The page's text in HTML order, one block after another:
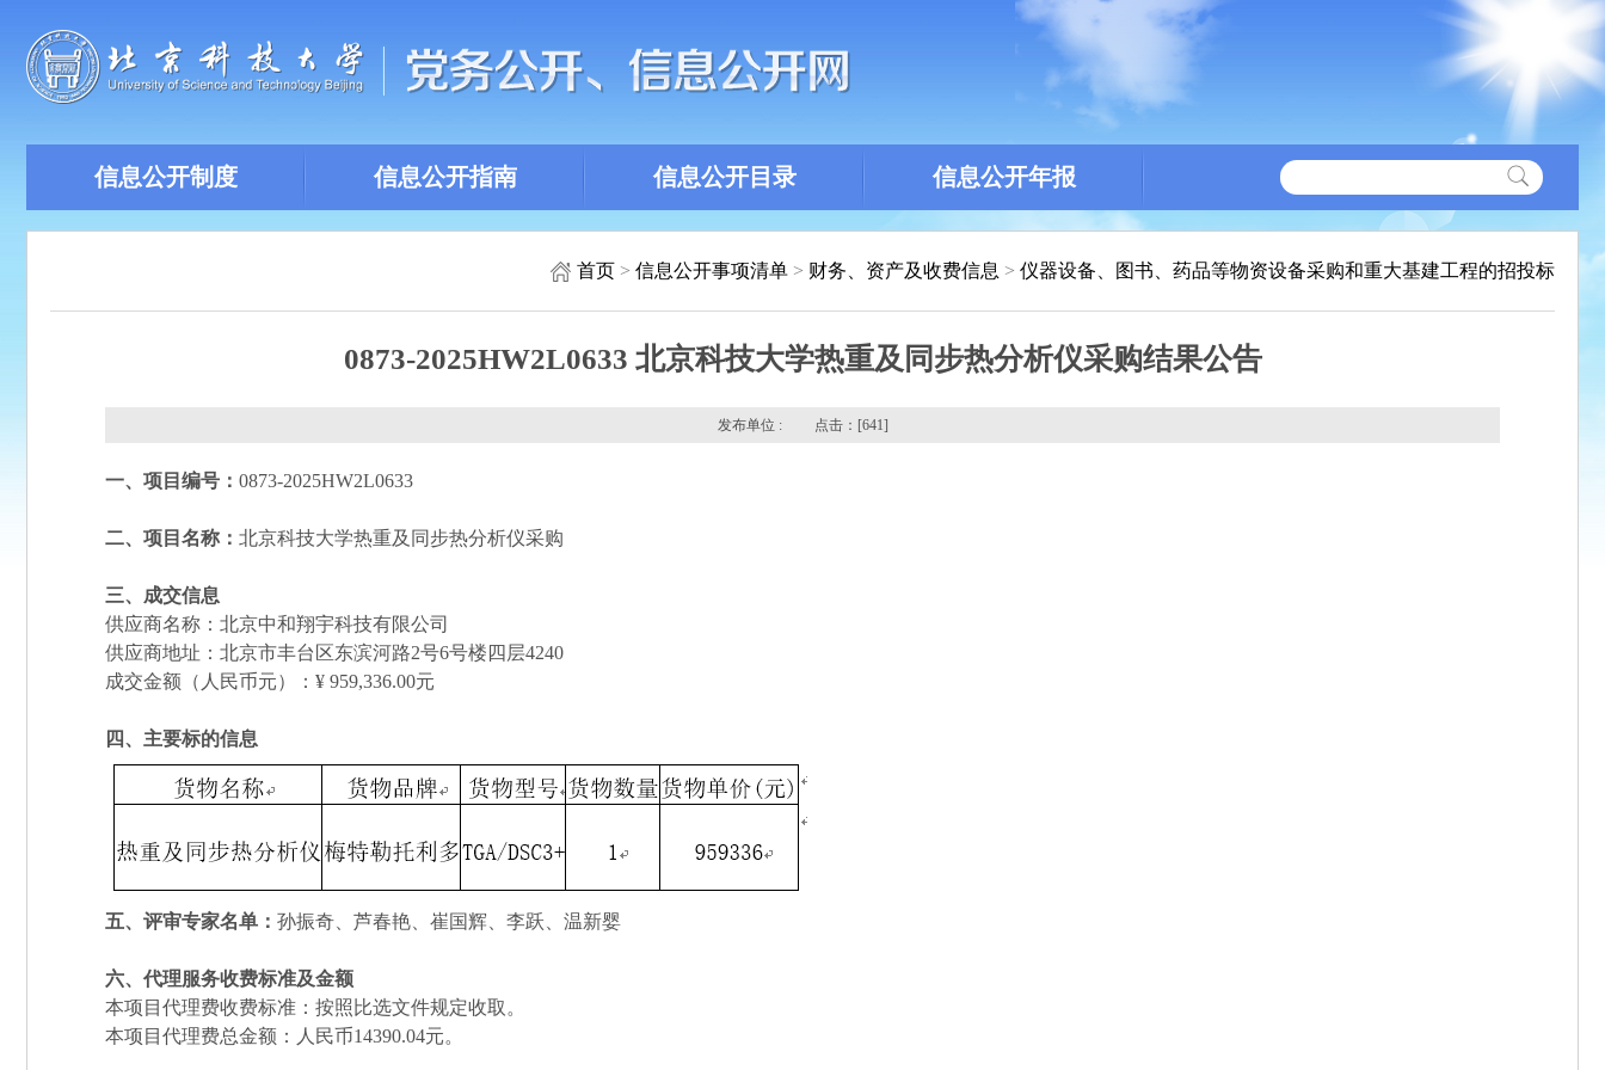
信息公开制度 信息公开指南 信息公开目录 信息公开年报
首页> 信息公开事项清单> 财务、资产及收费信息 > 仪器设备、图书、药品等物资设备采购和重大基建工程的招投标
0873-2025HW2L0633 北京科技大学热重及同步热分析仪采购结果公告
发布单位 : 点击：[641]
一、项目编号： 0873-2025HW2L0633
二、项目名称： 北京科技大学热重及同步热分析仪采购
三、成交信息
供应商名称：北京中和翔宇科技有限公司
供应商地址：北京市丰台区东滨河路2号6号楼四层4240
成交金额（人民币元）：¥ 959,336.00元
四、主要标的信息
五、评审专家名单： 孙振奇、芦春艳、崔国辉、李跃、温新婴
六、代理服务收费标准及金额
本项目代理费收费标准：按照比选文件规定收取。
本项目代理费总金额：人民币14390.04元。